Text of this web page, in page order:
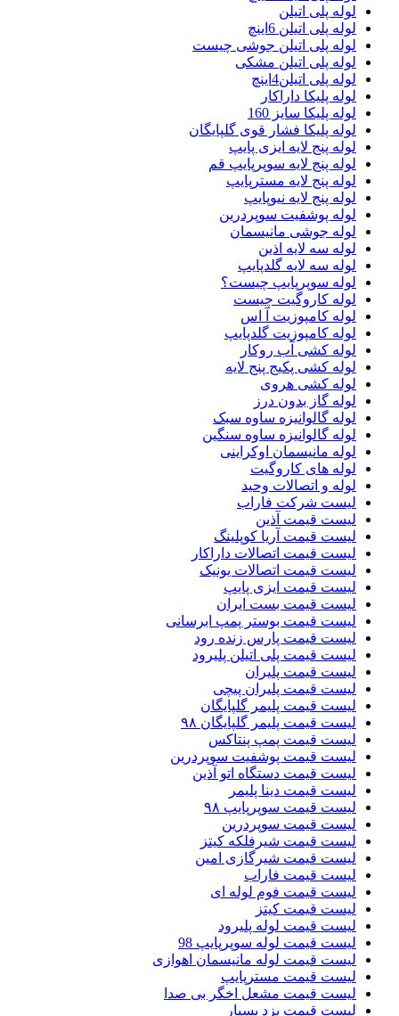
لوله پلی اتیلن
لوله پلی اتیلن 6اینچ
لوله پلی اتیلن جوشی چیست
لوله پلی اتیلن مشکی
لوله پلی اتیلن4اینچ
لوله پلیکا داراکار
لوله پلیکا سایز 160
لوله پلیکا فشار قوی گلپایگان
لوله پنج لایه ایزی پایپ
لوله پنج لایه سوپرپایپ قم
لوله پنج لایه مسترپایپ
لوله پنج لایه نیوپایپ
لوله پوشفیت سوپردرین
لوله جوشی مانیسمان
لوله سه لایه اذین
لوله سه لایه گلدپایپ
لوله سوپرپایپ چیست؟
لوله کاروگیت چیست
لوله کامپوزیت آ اس
لوله کامپوزیت گلدپایپ
لوله کشی آب روکار
لوله کشی پکیج پنج لایه
لوله کشی هروی
لوله گاز بدون درز
لوله گالوانیزه ساوه سبک
لوله گالوانیزه ساوه سنگین
لوله مانیسمان اوکراینی
لوله های کاروگیت
لوله و اتصالات وحید
لیست شرکت فاراب
لیست قیمت آذین
لیست قیمت آریا کوپلینگ
لیست قیمت اتصالات داراکار
لیست قیمت اتصالات یونیک
لیست قیمت ایزی پایپ
لیست قیمت بست ایران
لیست قیمت بوستر پمپ ابرسانی
لیست قیمت پارس زنده رود
لیست قیمت پلی اتیلن پلیرود
لیست قیمت پلیران
لیست قیمت پلیران پیچی
لیست قیمت پلیمر گلپایگان
لیست قیمت پلیمر گلپایگان ۹۸
لیست قیمت پمپ پنتاکس
لیست قیمت پوشفیت سوپردرین
لیست قیمت دستگاه اتو آذین
لیست قیمت دینا پلیمر
لیست قیمت سوپرپایپ ۹۸
لیست قیمت سوپردرین
لیست قیمت شیرفلکه کیتز
لیست قیمت شیرگازی امین
لیست قیمت فاراب
لیست قیمت فوم لوله ای
لیست قیمت کیتز
لیست قیمت لوله پلیرود
لیست قیمت لوله سوپرپایپ 98
لیست قیمت لوله مانیسمان اهوازی
لیست قیمت مسترپایپ
لیست قیمت مشعل اخگر بی صدا
لیست قیمت یزد بسپار